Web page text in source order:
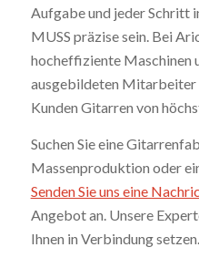
Aufgabe und jeder Schritt
MUSS präzise sein. Bei
hocheffiziente Maschinen
ausgebildeten Mitarbeiter
Kunden Gitarren von
Suchen Sie eine
Massenproduktion oder
Senden Sie uns eine
Angebot an. Unsere
Ihnen in Verbindung setzen.